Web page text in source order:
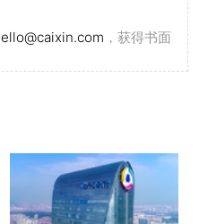
，获得书面